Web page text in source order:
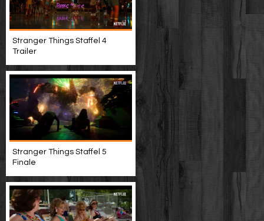
Stranger Things Staffel 4
Trailer
Stranger Things Staffel 5
Finale